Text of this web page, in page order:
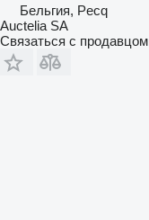
Бельгия, Pecq
Auctelia SA
Связаться с продавцом